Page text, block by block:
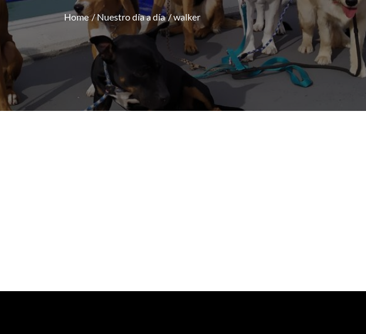
Home Nuestro día a día walker